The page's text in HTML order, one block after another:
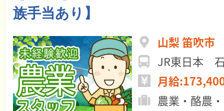
族手当あり】
山梨 笛吹市
JR東日本
月給
農業・酪農